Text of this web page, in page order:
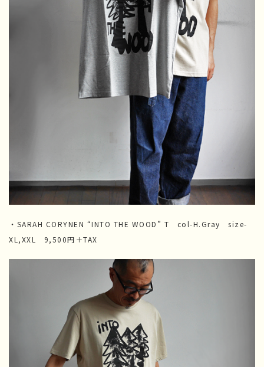
・SARAH CORYNEN “INTO THE WOOD” T col-H.Gray size-
XL,XXL 9,500円＋TAX